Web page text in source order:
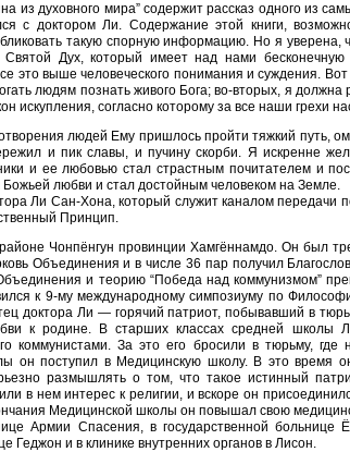
из духовного мира” содержит рассказ одного из
с доктором Ли. Содержание этой книги,
такую спорную информацию. Но я уверена,
Дух, который имеет над нами бесконечную
это выше человеческого понимания и суждения.
людям познать живого Бога; во-вторых, я должна
искупления, согласно которому за все наши грехи
людей Ему пришлось пройти тяжкий путь,
и пик славы, и пучину скорби. Я искренне
и ее любовью стал страстным почитателем и
Божьей любви и стал достойным человеком на Земле.
Ли Сан-Хона, который служит каналом передачи
Принцип.
Чонпёнгун провинции Хамгённамдо. Он был
Объединения и в числе 36 пар получил
и теорию “Победа над коммунизмом”
к 9-му международному симпозиуму по
доктора Ли — горячий патриот, побывавший в
к родине. В старших классах средней школы
коммунистами. За это его бросили в тюрьму, где
он поступил в Медицинскую школу. В это время
размышлять о том, что такое истинный
в нем интерес к религии, и вскоре он
Медицинской школы он повышал свою
Армии Спасения, в государственной больнице
Геджон и в клинике внутренних органов в Лисон.